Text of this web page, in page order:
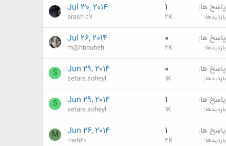
پاسخ ها 1
بازدیدها 2K
Jul 30, 2014
arash c7
پاسخ ها 0
بازدیدها 2K
Jul 26, 2014
m@hboubeh
پاسخ ها 0
بازدیدها 1K
Jun 29, 2014
setare.soheyl
S
پاسخ ها 1
بازدیدها 1K
Jun 29, 2014
setare.soheyl
S
پاسخ ها 1
بازدیدها 2K
Jun 26, 2014
meh20
M